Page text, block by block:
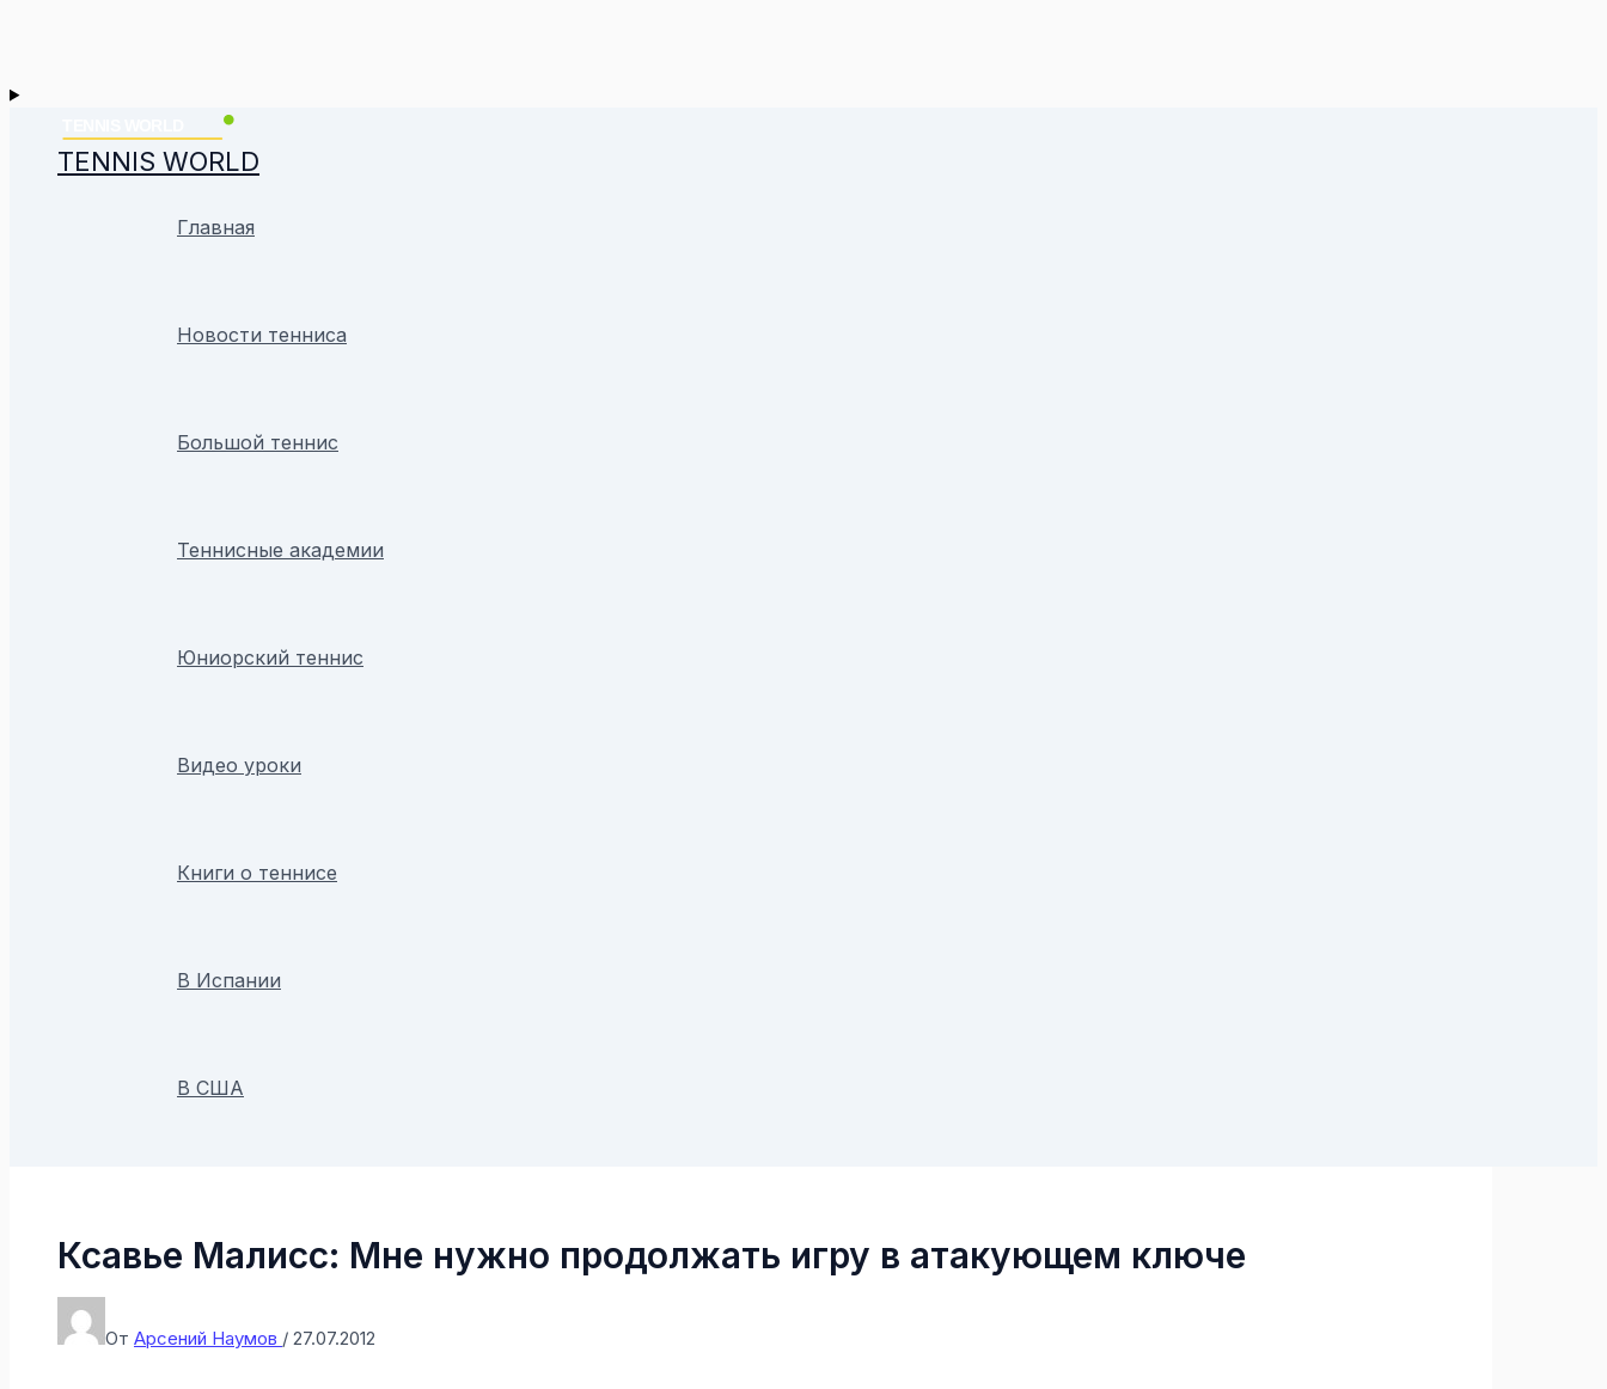
TENNIS WORLD
Главная
Новости тенниса
Большой теннис
Теннисные академии
Юниорский теннис
Видео уроки
Книги о теннисе
В Испании
В США
Ксавье Малисс: Мне нужно продолжать игру в атакующем ключе
От Арсений Наумов / 27.07.2012